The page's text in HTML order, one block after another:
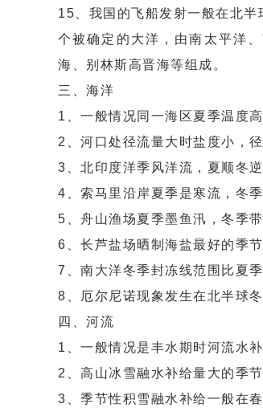
15、我国的飞船发射一般在北半
个被确定的大洋，由南太平洋
海、别林斯高晋海等组成。
三、海洋
1、一般情况同一海区夏季温度
2、河口处径流量大时盐度小，
3、北印度洋季风洋流，夏顺冬
4、索马里沿岸夏季是寒流，冬季
5、舟山渔场夏季墨鱼汛，冬季带
6、长芦盐场晒制海盐最好的季
7、南大洋冬季封冻线范围比夏
8、厄尔尼诺现象发生在北半球
四、河流
1、一般情况是丰水期时河流水
2、高山冰雪融水补给量大的季节
3、季节性积雪融水补给一般在春